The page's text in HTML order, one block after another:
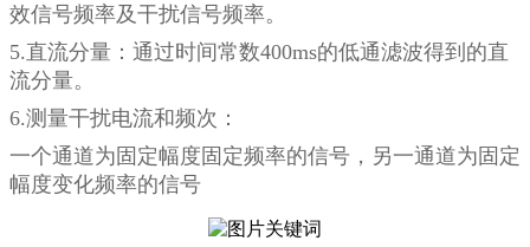
效信号频率及干扰信号频率。
5.直流分量：通过时间常数400ms的低通滤波得到的直
流分量。
6.测量干扰电流和频次：
一个通道为固定幅度固定频率的信号，另一通道为固定
幅度变化频率的信号